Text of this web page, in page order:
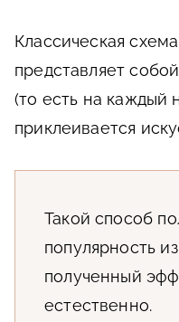
Классическая
представляет
(то есть на каждый
приклеивается
Такой способ
популярность
полученный
естественно.